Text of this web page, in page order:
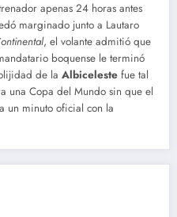
apenas 24 horas antes
marginado junto a Lautaro
, el volante admitió que
boquense le terminó
de la Albiceleste fue tal
una Copa del Mundo sin que el
un minuto oficial con la